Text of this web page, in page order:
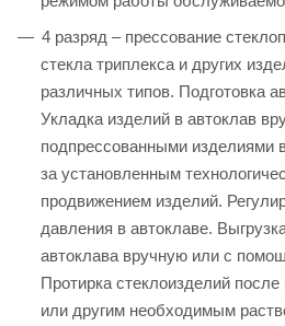
4 разряд – прессование
стекла триплекса и других
различных типов. Подготовка
Укладка изделий в автоклав
подпрессованными изделиями
за установленным
продвижением изделий.
давления в автоклаве.
автоклава вручную или с
Протирка стеклоизделий
или другим необходимым